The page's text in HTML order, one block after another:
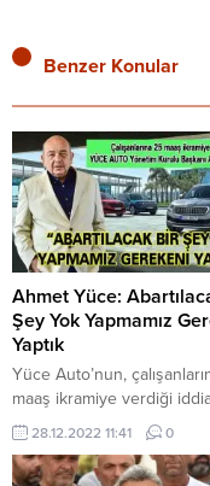
Benzer Konular
Ahmet Yüce:
Şey Yok Yapmamız
Yaptık
Yüce Auto’nun,
maaş ikramiye verdiği
yaygın ve sosyal medyaya
vurdu. Konu ile ilgili
yapan Başkanı Ahmet
28.12.2022 11:41 0